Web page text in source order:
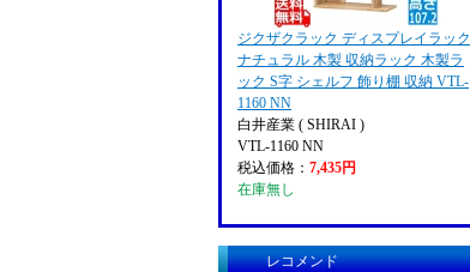
ジクザクラック ディスプレイラック
ナチュラル 木製 収納ラック 木製ラ
ック S字 シェルフ 飾り棚 収納 VTL-
1160 NN
白井産業 ( SHIRAI )
VTL-1160 NN
税込価格： 7,435円
在庫無し
レコメンド